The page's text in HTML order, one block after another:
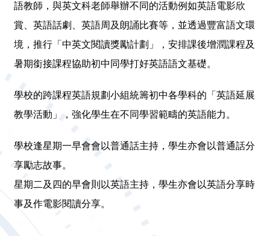
語教師，與英文科老師舉辦不同的活動例如英語電影欣
賞、英語話劇、英語周及朗誦比賽等，並透過豐富語文環
境，推行「中英文閱讀獎勵計劃」，安排課後增潤課程及
暑期銜接課程協助初中同學打好英語語文基礎。
學校的跨課程英語規劃小組統籌初中各學科的「英語延展
教學活動」，強化學生在不同學習範疇的英語能力。
學校逢星期一早會會以普通話主持，學生亦會以普通話分
享勵志故事。
星期二及四的早會則以英語主持，學生亦會以英語分享時
事及作電影閱讀分享。